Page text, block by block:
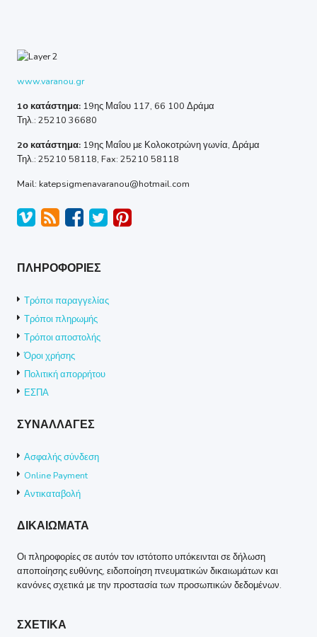
www.varanou.gr
1ο κατάστημα: 19ης Μαΐου 117, 66 100 Δράμα
Τηλ.: 25210 36680
2ο κατάστημα: 19ης Μαΐου με Κολοκοτρώνη γωνία, Δράμα
Τηλ.: 25210 58118, Fax: 25210 58118
Mail: katepsigmenavaranou@hotmail.com
ΠΛΗΡΟΦΟΡΙΕΣ
Τρόποι παραγγελίας
Τρόποι πληρωμής
Τρόποι αποστολής
Όροι χρήσης
Πολιτική απορρήτου
ΕΣΠΑ
ΣΥΝΑΛΛΑΓΕΣ
Ασφαλής σύνδεση
Online Payment
Αντικαταβολή
ΔΙΚΑΙΩΜΑΤΑ
Οι πληροφορίες σε αυτόν τον ιστότοπο υπόκεινται σε δήλωση
αποποίησης ευθύνης, ειδοποίηση πνευματικών δικαιωμάτων και
κανόνες σχετικά με την προστασία των προσωπικών δεδομένων.
ΣΧΕΤΙΚΑ